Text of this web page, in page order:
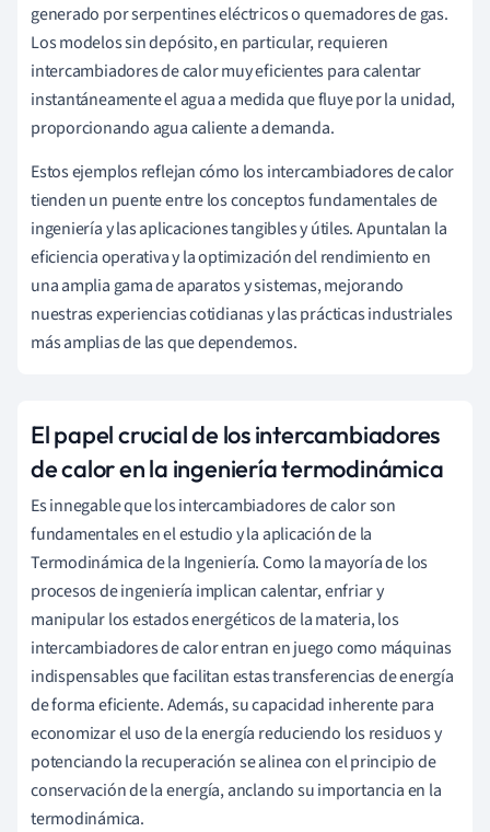
generado por serpentines eléctricos o quemadores de gas.
Los modelos sin depósito, en particular, requieren
intercambiadores de calor muy eficientes para calentar
instantáneamente el agua a medida que fluye por la unidad,
proporcionando agua caliente a demanda.
Estos ejemplos reflejan cómo los intercambiadores de calor
tienden un puente entre los conceptos fundamentales de
ingeniería y las aplicaciones tangibles y útiles. Apuntalan la
eficiencia operativa y la optimización del rendimiento en
una amplia gama de aparatos y sistemas, mejorando
nuestras experiencias cotidianas y las prácticas industriales
más amplias de las que dependemos.
El papel crucial de los intercambiadores
de calor en la ingeniería termodinámica
Es innegable que los intercambiadores de calor son
fundamentales en el estudio y la aplicación de la
Termodinámica de la Ingeniería. Como la mayoría de los
procesos de ingeniería implican calentar, enfriar y
manipular los estados energéticos de la materia, los
intercambiadores de calor entran en juego como máquinas
indispensables que facilitan estas transferencias de energía
de forma eficiente. Además, su capacidad inherente para
economizar el uso de la energía reduciendo los residuos y
potenciando la recuperación se alinea con el principio de
conservación de la energía, anclando su importancia en la
termodinámica.